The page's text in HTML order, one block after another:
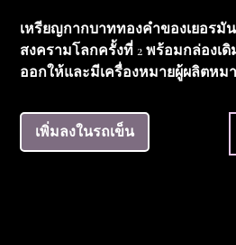
เหรียญกากบาททองคำของเยอรมั
สงครามโลกครั้งที่ 2 พร้อมกล่องเ
ออกให้และมีเครื่องหมายผู้ผลิตหม
สภาพดีเยี่ยม การชุบเดิมยังคงสภาพ
สมบูรณ์ ไม่มีรอยเสียหายของเคลื
เครื่องหมายผู้ผลิตอยู่ด้านหลัง กล่อ
เพิ่มลงในรถเข็น